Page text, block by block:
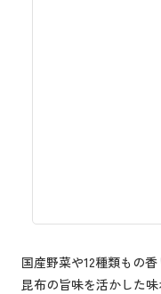
国産野菜や12種類もの
昆布の旨味を活かした